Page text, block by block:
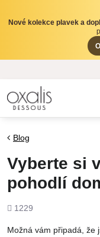
Nové kolekce plavek a
Blog
Vyberte si
pohodlí
Počet
1229
Možná vám připadá, že